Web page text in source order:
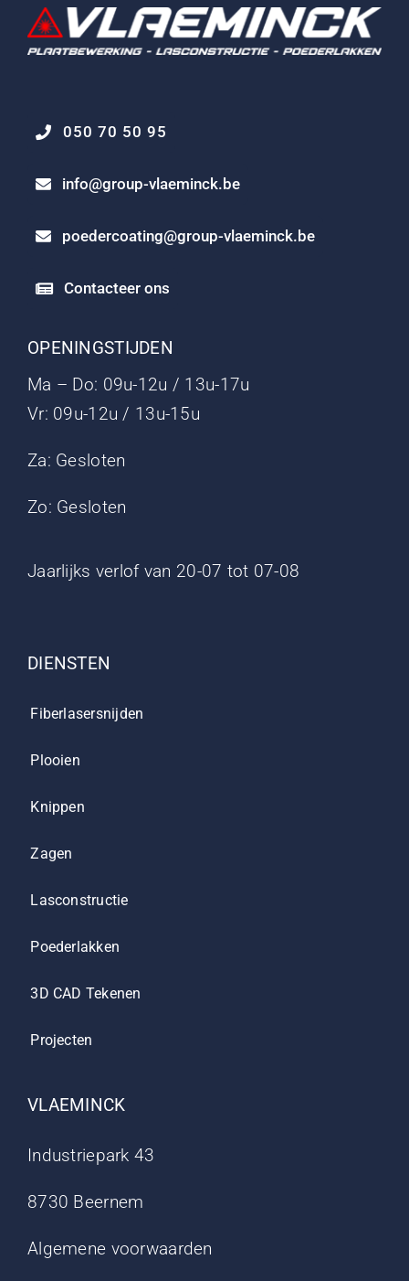
050 70 50 95
info@group-vlaeminck.be
poedercoating@group-vlaeminck.be
Contacteer ons
OPENINGSTIJDEN
Ma – Do: 09u-12u / 13u-17u
Vr: 09u-12u / 13u-15u
Za: Gesloten
Zo: Gesloten
Jaarlijks verlof van 20-07 tot 07-08
DIENSTEN
Fiberlasersnijden
Plooien
Knippen
Zagen
Lasconstructie
Poederlakken
3D CAD Tekenen
Projecten
VLAEMINCK
Industriepark 43
8730 Beernem
Algemene voorwaarden